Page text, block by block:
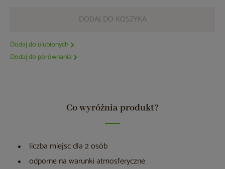
DODAJ DO KOSZYKA
Dodaj do ulubionych
Dodaj do porównania
Co wyróżnia produkt?
liczba miejsc dla 2 osób
odporne na warunki atmosferyczne